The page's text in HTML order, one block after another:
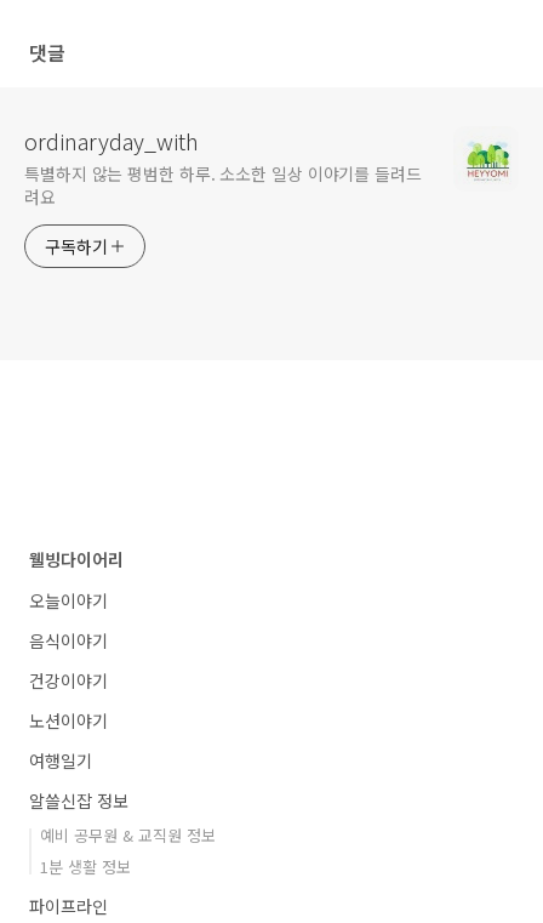
댓글
ordinaryday_with
특별하지 않는 평범한 하루. 소소한 일상 이야기를 들려드
려요
구독하기
웰빙다이어리
오늘이야기
음식이야기
건강이야기
노션이야기
여행일기
알쓸신잡 정보
예비 공무원 & 교직원 정보
1분 생활 정보
파이프라인